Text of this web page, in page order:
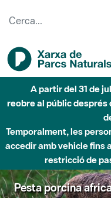
A partir del 31 de
reobre al públic
Temporalment, les
accedir amb vehicle fins
restricció de
Pesta porcina